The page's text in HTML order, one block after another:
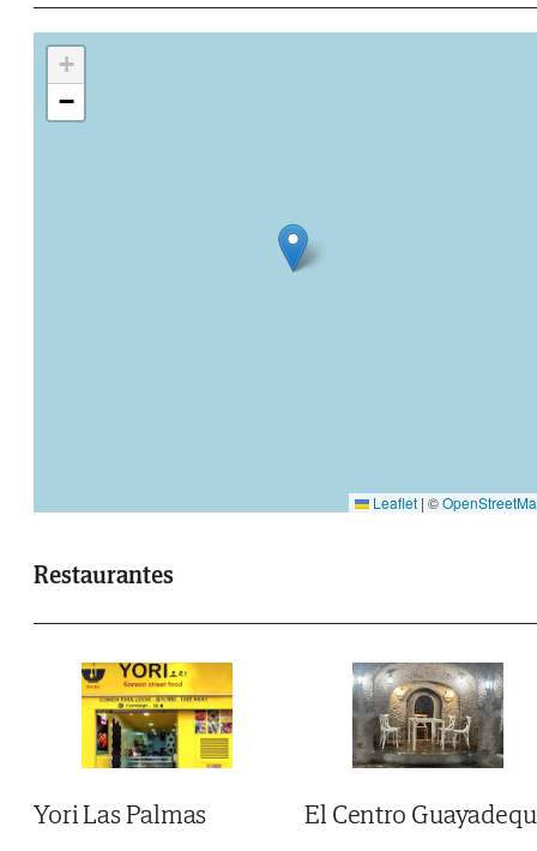
+
−
Leaflet | ©
Restaurantes
Yori Las Palmas El Centro